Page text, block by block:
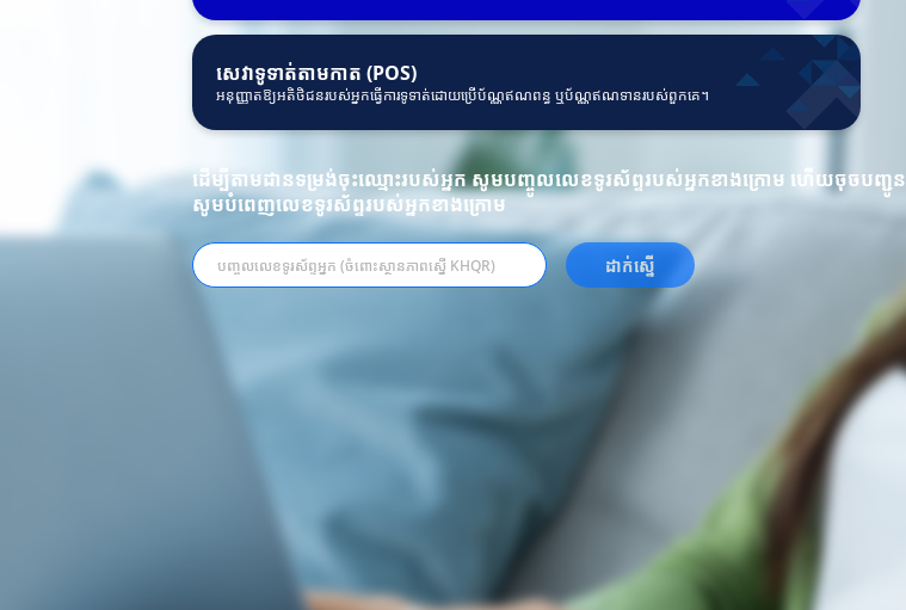
សេវាទូទាត់តាមកាត (POS)
អនុញ្ញាតឱ្យអតិថិជនរបស់អ្នកធ្វើការទូទាត់ដោយប្រើប័ណ្ណឥណពន្ធ ឬប័ណ្ណឥណទានរបស់ពួកគេ។
ដើម្បីតាមដានទម្រង់ចុះឈ្មោះរបស់អ្នក សូមបញ្ចូលលេខទូរស័ព្ទរបស់អ្នកខាងក្រោម ហើយចុចបញ្ជូន
សូមបំពេញលេខទូរស័ព្ទរបស់អ្នកខាងក្រោម
ដាក់ស្នើ